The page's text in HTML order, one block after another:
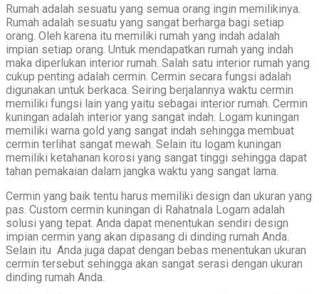
Rumah adalah sesuatu yang semua orang ingin memilikinya.
Rumah adalah sesuatu yang sangat berharga bagi setiap
orang. Oleh karena itu memiliki rumah yang indah adalah
impian setiap orang. Untuk mendapatkan rumah yang indah
maka diperlukan interior rumah. Salah satu interior rumah yang
cukup penting adalah cermin. Cermin secara fungsi adalah
digunakan untuk berkaca. Seiring berjalannya waktu cermin
memiliki fungsi lain yang yaitu sebagai interior rumah. Cermin
kuningan adalah interior yang sangat indah. Logam kuningan
memiliki warna gold yang sangat indah sehingga membuat
cermin terlihat sangat mewah. Selain itu logam kuningan
memiliki ketahanan korosi yang sangat tinggi sehingga dapat
tahan pemakaian dalam jangka waktu yang sangat lama.
Cermin yang baik tentu harus memiliki design dan ukuran yang
pas. Custom cermin kuningan di Rahatnala Logam adalah
solusi yang tepat. Anda dapat menentukan sendiri design
impian cermin yang akan dipasang di dinding rumah Anda.
Selain itu Anda juga dapat dengan bebas menentukan ukuran
cermin tersebut sehingga akan sangat serasi dengan ukuran
dinding rumah Anda.